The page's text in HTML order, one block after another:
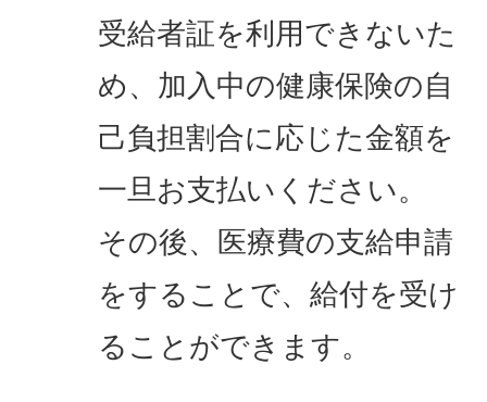
受給者証を利用できないた
め、加入中の健康保険の自
己負担割合に応じた金額を
一旦お支払いください。
その後、医療費の支給申請
をすることで、給付を受け
ることができます。